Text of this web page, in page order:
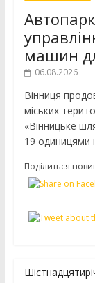
машин
06.08.2026
Вінниця
міських
«Вінницьке
19 одиницями
Поділиться